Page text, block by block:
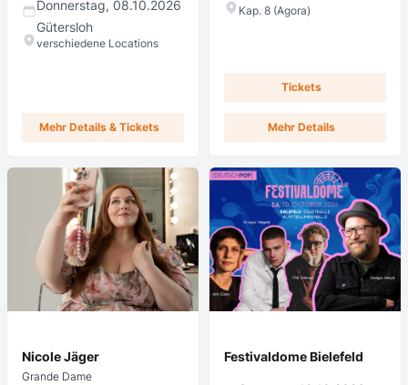
Donnerstag, 08.10.2026
Gütersloh
verschiedene Locations
Mehr Details & Tickets
Kap. 8 (Agora)
CTS
Reservix
Tickets
Mehr Details
Nicole Jäger
Grande Dame
Festivaldome Bielefeld